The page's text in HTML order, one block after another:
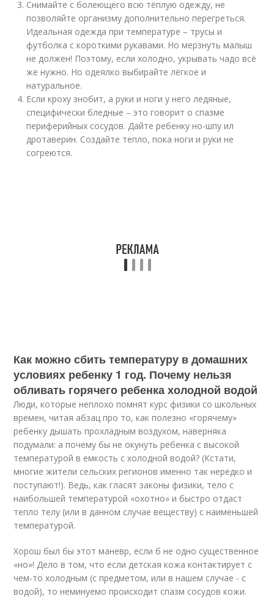
Снимайте с болеющего всю тёплую одежду, не
позволяйте организму дополнительно перегреться.
Идеальная одежда при температуре – трусы и
футболка с короткими рукавами. Но мерзнуть малыш
не должен! Поэтому, если холодно, укрывать чадо всё
же нужно. Но одеялко выбирайте лёгкое и
натуральное.
Если кроху знобит, а руки и ноги у него ледяные,
специфически бледные – это говорит о спазме
периферийных сосудов. Дайте ребенку но-шпу ил
дротаверин. Создайте тепло, пока ноги и руки не
согреются.
Как можно сбить температуру в домашних
условиях ребенку 1 год. Почему нельзя
обливать горячего ребенка холодной водой
Люди, которые неплохо помнят курс физики со школьных
времен, читая абзац про то, как полезно «горячему»
ребенку дышать прохладным воздухом, наверняка
подумали: а почему бы не окунуть ребенка с высокой
температурой в емкость с холодной водой? (Кстати,
многие жители сельских регионов именно так нередко и
поступают!). Ведь, как гласят законы физики, тело с
наибольшей температурой «охотно» и быстро отдаст
тепло телу (или в данном случае веществу) с наименьшей
температурой.
Хорош был бы этот маневр, если б не одно существенное
«но»! Дело в том, что если детская кожа контактирует с
чем-то холодным (с предметом, или в нашем случае - с
водой), то неминуемо происходит спазм сосудов кожи.